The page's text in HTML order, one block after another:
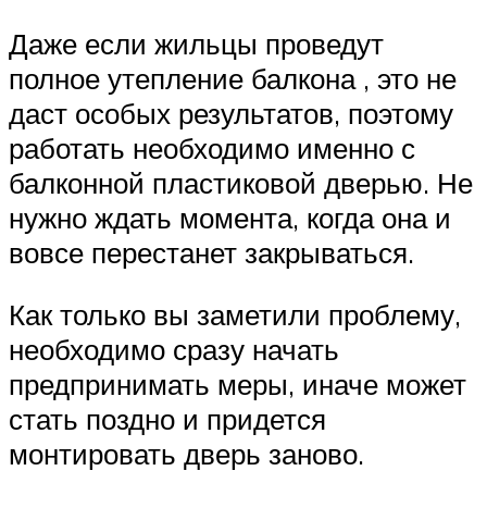
Даже если жильцы проведут
полное утепление балкона , это не
даст особых результатов, поэтому
работать необходимо именно с
балконной пластиковой дверью. Не
нужно ждать момента, когда она и
вовсе перестанет закрываться.
Как только вы заметили проблему,
необходимо сразу начать
предпринимать меры, иначе может
стать поздно и придется
монтировать дверь заново.